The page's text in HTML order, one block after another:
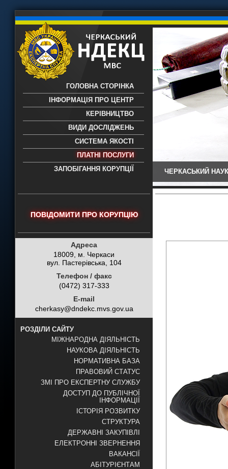
науково-дослідний експертно-
- проведення всих видів судових
експертиз
ГОЛОВНА СТОРІНКА
ІНФОРМАЦІЯ ПРО ЦЕНТР
КЕРІВНИЦТВО
ВИДИ ДОСЛІДЖЕНЬ
СИСТЕМА ЯКОСТІ
ПЛАТНІ ПОСЛУГИ
ЗАПОБІГАННЯ КОРУПЦІЇ
ЧЕРКАСЬКИЙ
ПОВІДОМИТИ ПРО КОРУПЦІЮ
Адреса
18009, м. Черкаси
вул. Пастерівська, 104
Телефон / факс
(0472) 317-333
E-mail
cherkasy@dndekc.mvs.gov.ua
РОЗДІЛИ САЙТУ
МІЖНАРОДНА ДІЯЛЬНІСТЬ
НАУКОВА ДІЯЛЬНІСТЬ
НОРМАТИВНА БАЗА
ПРАВОВИЙ СТАТУС
ЗМІ ПРО ЕКСПЕРТНУ СЛУЖБУ
ДОСТУП ДО ПУБЛІЧНОЇ
ІНФОРМАЦІЇ
ІСТОРІЯ РОЗВИТКУ
СТРУКТУРА
ДЕРЖАВНІ ЗАКУПІВЛІ
ЕЛЕКТРОННІ ЗВЕРНЕННЯ
ВАКАНСІЇ
АБІТУРІЄНТАМ